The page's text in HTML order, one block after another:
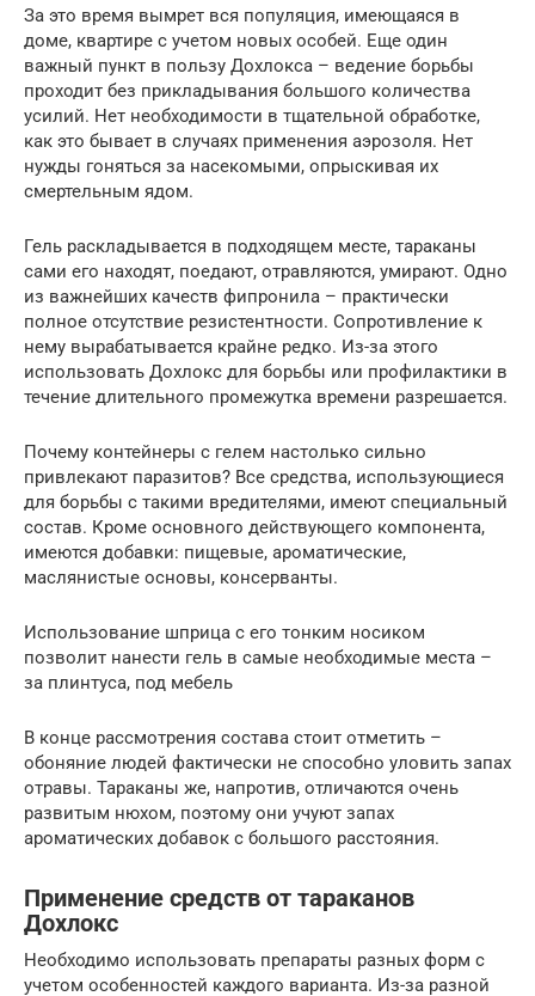
За это время вымрет вся популяция, имеющаяся в
доме, квартире с учетом новых особей. Еще один
важный пункт в пользу Дохлокса – ведение борьбы
проходит без прикладывания большого количества
усилий. Нет необходимости в тщательной обработке,
как это бывает в случаях применения аэрозоля. Нет
нужды гоняться за насекомыми, опрыскивая их
смертельным ядом.
Гель раскладывается в подходящем месте, тараканы
сами его находят, поедают, отравляются, умирают. Одно
из важнейших качеств фипронила – практически
полное отсутствие резистентности. Сопротивление к
нему вырабатывается крайне редко. Из-за этого
использовать Дохлокс для борьбы или профилактики в
течение длительного промежутка времени разрешается.
Почему контейнеры с гелем настолько сильно
привлекают паразитов? Все средства, использующиеся
для борьбы с такими вредителями, имеют специальный
состав. Кроме основного действующего компонента,
имеются добавки: пищевые, ароматические,
маслянистые основы, консерванты.
Использование шприца с его тонким носиком
позволит нанести гель в самые необходимые места –
за плинтуса, под мебель
В конце рассмотрения состава стоит отметить –
обоняние людей фактически не способно уловить запах
отравы. Тараканы же, напротив, отличаются очень
развитым нюхом, поэтому они учуют запах
ароматических добавок с большого расстояния.
Применение средств от тараканов
Дохлокс
Необходимо использовать препараты разных форм с
учетом особенностей каждого варианта. Из-за разной